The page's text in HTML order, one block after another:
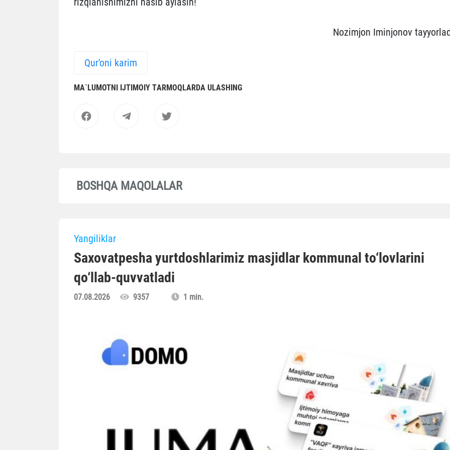
Nozimjon Iminjonov
Qur'oni karim
MА`LUMOTNI IJTIMOIY TАRMOQLАRDА ULАSHING
BOSHQA MAQOLALAR
Yangiliklar
Saxovatpesha yurtdoshlarimiz masjidlar kommunal to‘lovlarini
qo‘llab-quvvatladi
07.08.2026 9357 1 min.